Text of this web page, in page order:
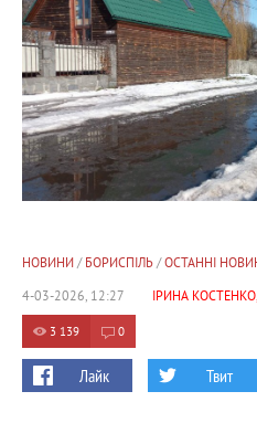
НОВИНИ/ БОРИСПІЛЬ/ ОСТАННІ
4-03-2026, 12:27
ІРИНА
3 139 0
Лайк Твит